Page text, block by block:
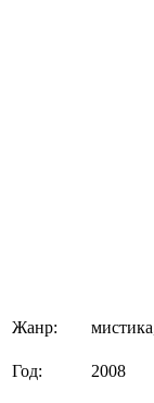
Жанр:
Год: 2008